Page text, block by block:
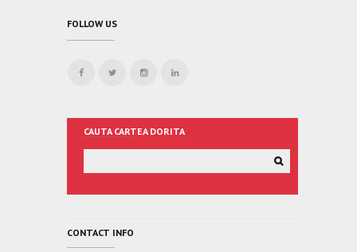
FOLLOW US
CAUTA CARTEA DORITA
CONTACT INFO